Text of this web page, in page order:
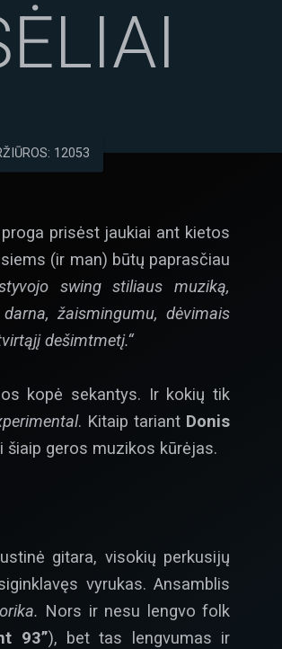
12053
prisėst jaukiai ant kietos
(ir man) būtų paprasčiau
swing stiliaus muziką,
žaismingumu, dėvimais
dešimtmetį.“
kopė sekantys. Ir kokių tik
. Kitaip tariant Donis
geros muzikos kūrėjas.
gitara, visokių perkusijų
vyrukas. Ansamblis
Nors ir nesu lengvo folk
93”), bet tas lengvumas ir